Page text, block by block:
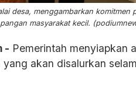
desa, menggambarkan komitmen
pangan masyarakat kecil.
- Pemerintah menyiapkan
akan disalurkan